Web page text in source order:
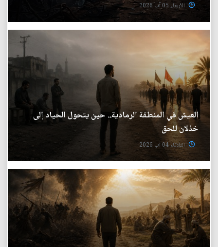
الأربعاء 05 آب 2026
العيش في المنطقة الرمادية.. حين يتحول الحياد إلى
خذلان للحق
الثلاثاء 04 آب 2026